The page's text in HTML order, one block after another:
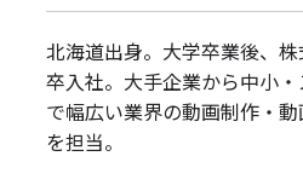
北海道出身。大学卒業後、
卒入社。大手企業から中小
で幅広い業界の動画制作・
を担当。